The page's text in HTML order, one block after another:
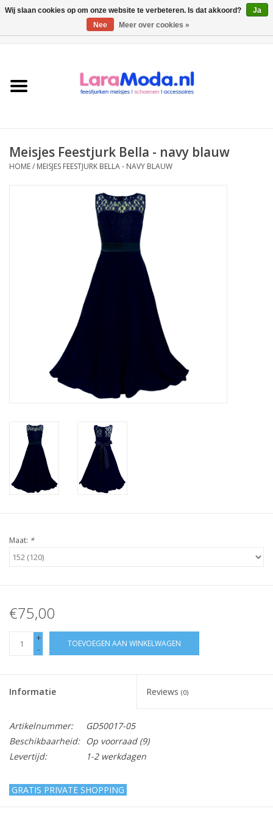
collecties
Bolero meisje
Meisjes Feestjurk Bella - navy blauw
HOME/ MEISJES FEESTJURK BELLA - NAVY BLAUW
Maat: *
€75,00
+
-
TOEVOEGEN AAN WINKELWAGEN
Informatie Reviews (0)
Artikelnummer:
GD50017-05
Beschikbaarheid:
Op voorraad(9)
Levertijd:
1-2 werkdagen
GRATIS PRIVATE SHOPPING
Wij slaan cookies op om onze website te verbeteren. Is dat akkoord?
Ja
Nee
Meer over cookies »